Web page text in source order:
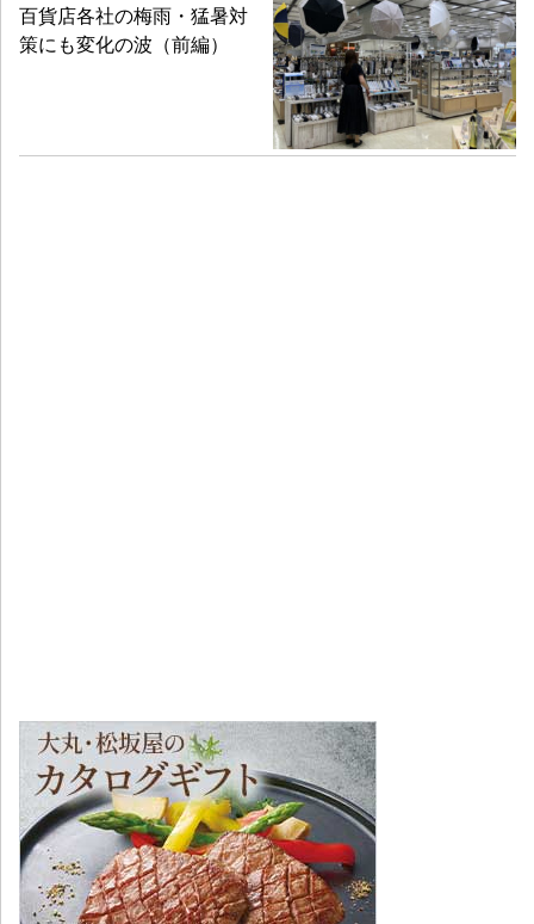
百貨店各社の梅雨・猛暑対
策にも変化の波（前編）